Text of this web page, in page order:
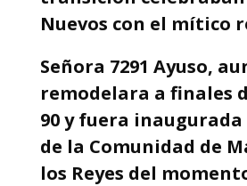
Nuevos con el mítico
Señora 7291 Ayuso,
remodelara a finales
90 y fuera inaugurada
de la Comunidad de
los Reyes del